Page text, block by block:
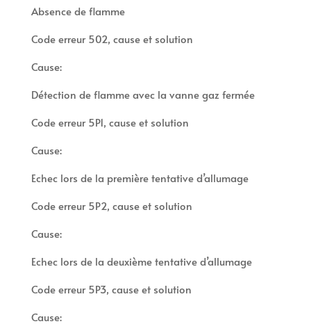
Absence de flamme
Code erreur 502, cause et solution
Cause:
Détection de flamme avec la vanne gaz fermée
Code erreur 5P1, cause et solution
Cause:
Echec lors de la première tentative d’allumage
Code erreur 5P2, cause et solution
Cause:
Echec lors de la deuxième tentative d’allumage
Code erreur 5P3, cause et solution
Cause: